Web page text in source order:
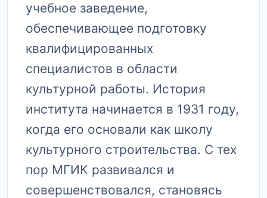
учебное заведение,
обеспечивающее подготовку
квалифицированных
специалистов в области
культурной работы.​ История
института начинается в 1931 году,
когда его основали как школу
культурного строительства.​ С тех
пор МГИК развивался и
совершенствовался, становясь